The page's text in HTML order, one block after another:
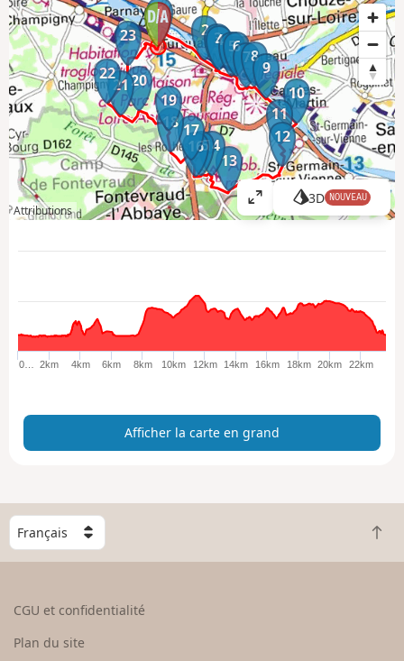
1
2 3
4 56
78
9
10
11
12
13
14
15
16
17
18
19
20
21
22
23
Attributions
A
ff
e
r
a
r
t
e
g
n
3D NOUVEAU
0… 2km 4km 6km 8km 10km 12km 14km 16km 18km 20km 22km
Afficher la carte en grand
C
h
o
R
e
CGU et confidentialité
Plan du site